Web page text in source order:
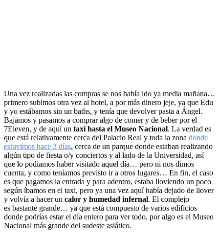
Una vez realizadas las compras se nos había ido ya media mañana…
primero subimos otra vez al hotel, a por más dinero jeje, ya que Edu
y yo estábamos sin un baths, y tenía que devolver pasta a Ángel.
Bajamos y pasamos a comprar algo de comer y de beber por el
7Eleven, y de aquí un taxi hasta el Museo Nacional. La verdad es
que está relativamente cerca del Palacio Real y toda la zona donde
estuvimos hace 3 días, cerca de un parque donde estaban realizando
algún tipo de fiesta o/y conciertos y al lado de la Universidad, así
que lo podíamos haber visitado aquel día… pero ni nos dimos
cuenta, y como teníamos previsto ir a otros lugares… En fin, el caso
es que pagamos la entrada y para adentro, estaba lloviendo un poco
según íbamos en el taxi, pero ya una vez aquí había dejado de llover
y volvía a hacer un calor y humedad infernal. El complejo
es bastante grande… ya que está compuesto de varios edificios
donde podrías estar el día entero para ver todo, por algo es el Museo
Nacional más grande del sudeste asiático.